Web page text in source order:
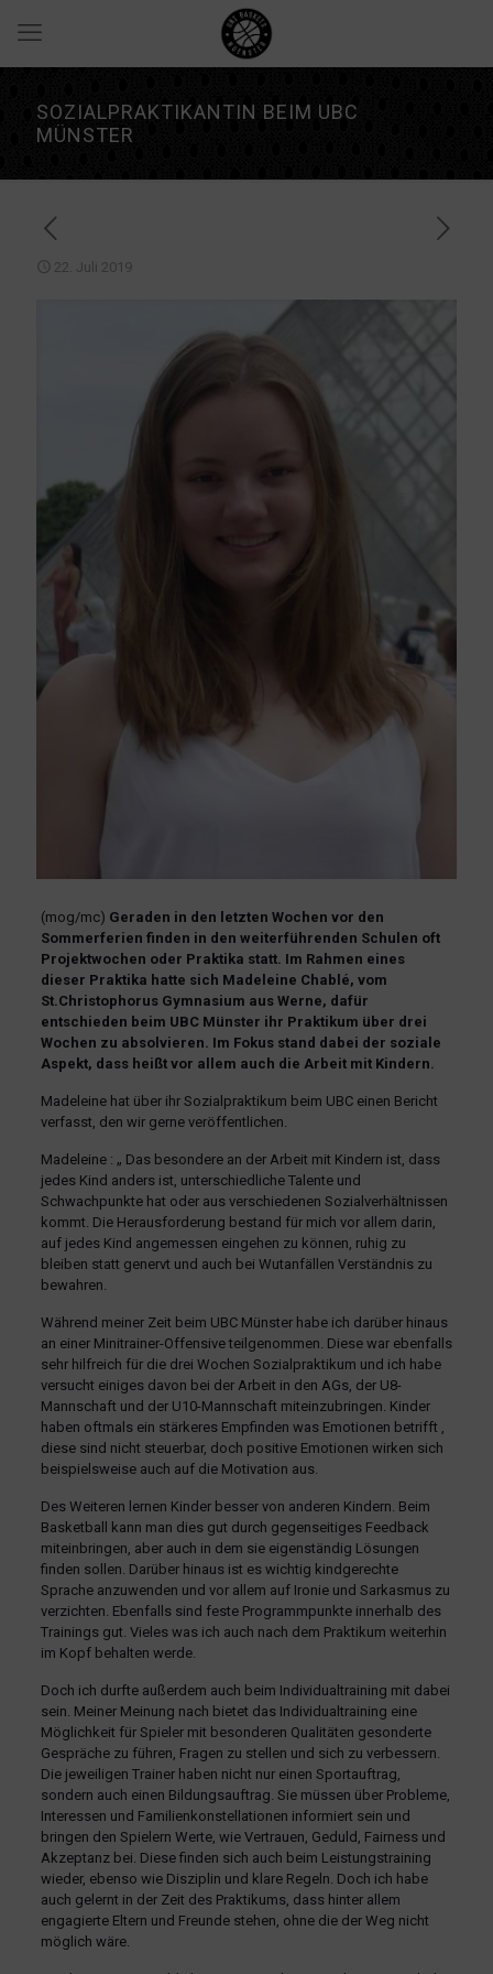
SOZIALPRAKTIKANTIN BEIM UBC
MÜNSTER
22. Juli 2019
(mog/mc) Geraden in den letzten Wochen vor den
Sommerferien finden in den weiterführenden Schulen oft
Projektwochen oder Praktika statt. Im Rahmen eines
dieser Praktika hatte sich Madeleine Chablé, vom
St.Christophorus Gymnasium aus Werne, dafür
entschieden beim UBC Münster ihr Praktikum über drei
Wochen zu absolvieren. Im Fokus stand dabei der soziale
Aspekt, dass heißt vor allem auch die Arbeit mit Kindern.
Madeleine hat über ihr Sozialpraktikum beim UBC einen Bericht
verfasst, den wir gerne veröffentlichen.
Madeleine : „ Das besondere an der Arbeit mit Kindern ist, dass
jedes Kind anders ist, unterschiedliche Talente und
Schwachpunkte hat oder aus verschiedenen Sozialverhältnissen
kommt. Die Herausforderung bestand für mich vor allem darin,
auf jedes Kind angemessen eingehen zu können, ruhig zu
bleiben statt genervt und auch bei Wutanfällen Verständnis zu
bewahren.
Während meiner Zeit beim UBC Münster habe ich darüber hinaus
an einer Minitrainer-Offensive teilgenommen. Diese war ebenfalls
sehr hilfreich für die drei Wochen Sozialpraktikum und ich habe
versucht einiges davon bei der Arbeit in den AGs, der U8-
Mannschaft und der U10-Mannschaft miteinzubringen. Kinder
haben oftmals ein stärkeres Empfinden was Emotionen betrifft ,
diese sind nicht steuerbar, doch positive Emotionen wirken sich
beispielsweise auch auf die Motivation aus.
Des Weiteren lernen Kinder besser von anderen Kindern. Beim
Basketball kann man dies gut durch gegenseitiges Feedback
miteinbringen, aber auch in dem sie eigenständig Lösungen
finden sollen. Darüber hinaus ist es wichtig kindgerechte
Sprache anzuwenden und vor allem auf Ironie und Sarkasmus zu
verzichten. Ebenfalls sind feste Programmpunkte innerhalb des
Trainings gut. Vieles was ich auch nach dem Praktikum weiterhin
im Kopf behalten werde.
Doch ich durfte außerdem auch beim Individualtraining mit dabei
sein. Meiner Meinung nach bietet das Individualtraining eine
Möglichkeit für Spieler mit besonderen Qualitäten gesonderte
Gespräche zu führen, Fragen zu stellen und sich zu verbessern.
Die jeweiligen Trainer haben nicht nur einen Sportauftrag,
sondern auch einen Bildungsauftrag. Sie müssen über Probleme,
Interessen und Familienkonstellationen informiert sein und
bringen den Spielern Werte, wie Vertrauen, Geduld, Fairness und
Akzeptanz bei. Diese finden sich auch beim Leistungstraining
wieder, ebenso wie Disziplin und klare Regeln. Doch ich habe
auch gelernt in der Zeit des Praktikums, dass hinter allem
engagierte Eltern und Freunde stehen, ohne die der Weg nicht
möglich wäre.